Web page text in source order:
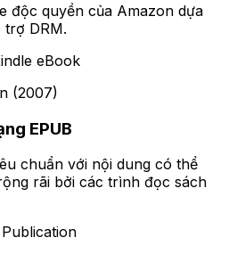
độc quyền của Amazon dựa
DRM.
eBook
(2007)
EPUB
chuẩn với nội dung có thể
rãi bởi các trình đọc sách